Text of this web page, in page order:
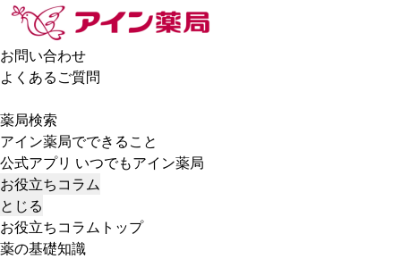
お問い合わせ
よくあるご質問
薬局検索
アイン薬局でできること
公式アプリ いつでもアイン薬局
お役立ちコラム
とじる
お役立ちコラムトップ
薬の基礎知識